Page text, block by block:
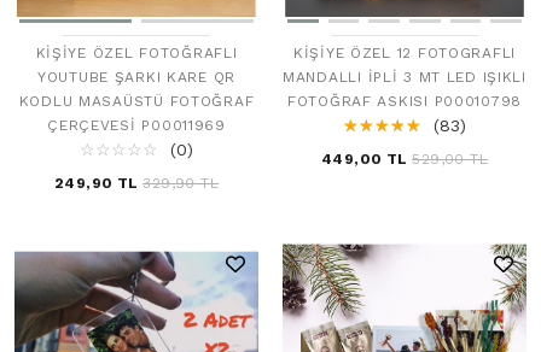
KIŞIYE ÖZEL FOTOĞRAFLI
YOUTUBE ŞARKI KARE QR
KODLU MASAÜSTÜ FOTOĞRAF
ÇERÇEVESI P00011969
☆ ☆ ☆ ☆ ☆
★ ★ ★ ★ ★ (0)
249,90 TL 329,90 TL
KIŞIYE ÖZEL 12 FOTOGRAFLI
MANDALLI İPLI 3 MT LED IŞIKLI
FOTOĞRAF ASKISI P00010798
☆☆☆☆☆
★★★★★ (83)
449,00 TL 529,00 TL